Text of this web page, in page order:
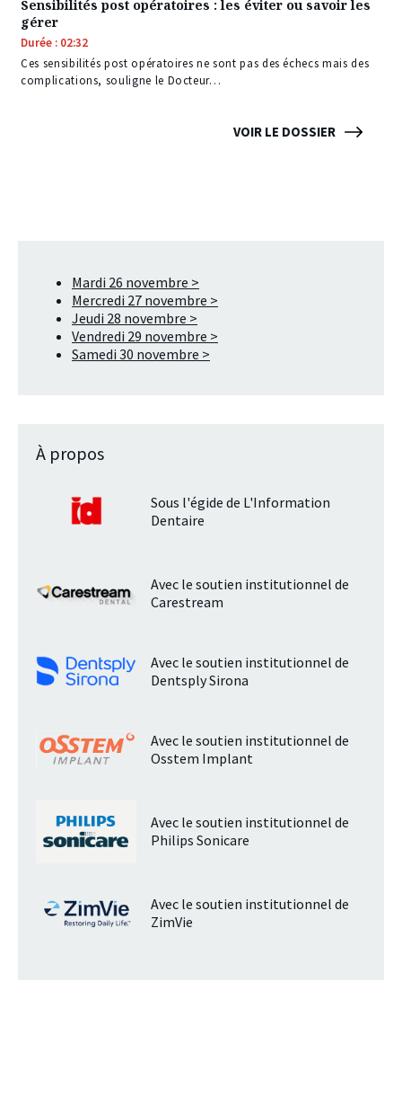
VOIR LE DOSSIER
Sensibilités post opératoires : les éviter ou savoir les
gérer
Durée : 02:32
Ces sensibilités post opératoires ne sont pas des échecs mais des
complications, souligne le Docteur…
Mardi 26 novembre >
Mercredi 27 novembre >
Jeudi 28 novembre >
Vendredi 29 novembre >
Samedi 30 novembre >
À propos
Sous l'égide de L'Information
Dentaire
Avec le soutien institutionnel de
Carestream
Avec le soutien institutionnel de
Dentsply Sirona
Avec le soutien institutionnel de
Osstem Implant
Avec le soutien institutionnel de
Philips Sonicare
Avec le soutien institutionnel de
ZimVie